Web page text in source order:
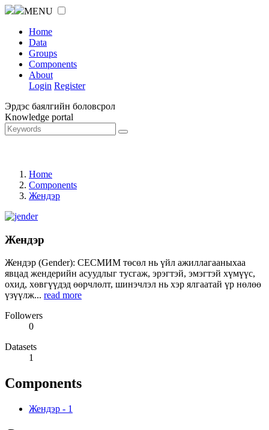
MENU
Home
Data
Groups
Components
About
Login Register
Эрдэс баялгийн боловсрол
Knowledge portal
Home
Components
Жендэр
Жендэр
Жендэр (Gender): СЕСМИМ төсөл нь үйл ажиллагааныхаа
явцад жендерийн асуудлыг тусгаж, эрэгтэй, эмэгтэй хүмүүс,
охид, хөвгүүдэд өөрчлөлт, шинэчлэл нь хэр ялгаатай үр нөлөө
үзүүлж... read more
Followers
0
Datasets
1
Components
Жендэр - 1